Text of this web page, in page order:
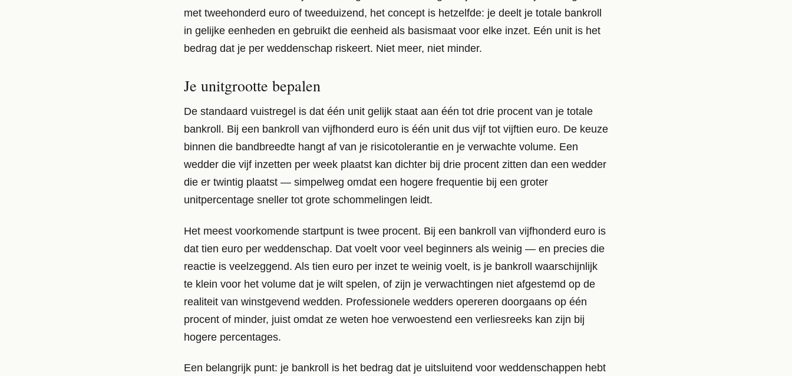
met tweehonderd euro of tweeduizend, het concept is hetzelfde: je deelt je totale bankroll
in gelijke eenheden en gebruikt die eenheid als basismaat voor elke inzet. Eén unit is het
bedrag dat je per weddenschap riskeert. Niet meer, niet minder.
Je unitgrootte bepalen
De standaard vuistregel is dat één unit gelijk staat aan één tot drie procent van je totale
bankroll. Bij een bankroll van vijfhonderd euro is één unit dus vijf tot vijftien euro. De keuze
binnen die bandbreedte hangt af van je risicotolerantie en je verwachte volume. Een
wedder die vijf inzetten per week plaatst kan dichter bij drie procent zitten dan een wedder
die er twintig plaatst — simpelweg omdat een hogere frequentie bij een groter
unitpercentage sneller tot grote schommelingen leidt.
Het meest voorkomende startpunt is twee procent. Bij een bankroll van vijfhonderd euro is
dat tien euro per weddenschap. Dat voelt voor veel beginners als weinig — en precies die
reactie is veelzeggend. Als tien euro per inzet te weinig voelt, is je bankroll waarschijnlijk
te klein voor het volume dat je wilt spelen, of zijn je verwachtingen niet afgestemd op de
realiteit van winstgevend wedden. Professionele wedders opereren doorgaans op één
procent of minder, juist omdat ze weten hoe verwoestend een verliesreeks kan zijn bij
hogere percentages.
Een belangrijk punt: je bankroll is het bedrag dat je uitsluitend voor weddenschappen hebt